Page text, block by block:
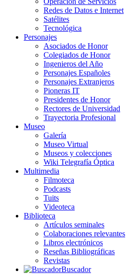
Redes de Datos e Internet
Satélites
Tecnológica
Personajes
Asociados de Honor
Colegiados de Honor
Ingenieros del Año
Personajes Españoles
Personajes Extranjeros
Pioneras IT
Presidentes de Honor
Rectores de Universidad
Trayectoria Profesional
Museo
Galería
Museo Virtual
Museos y colecciones
Wiki Telegrafía Óptica
Multimedia
Filmoteca
Podcasts
Tuits
Videoteca
Biblioteca
Artículos seminales
Colaboraciones relevantes
Libros electrónicos
Reseñas Bibliográficas
Revistas
Buscador